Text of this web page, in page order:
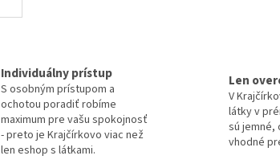
Individuálny prístup
S osobným prístupom a
ochotou poradiť robíme
maximum pre vašu spokojnosť
- preto je Krajčírkovo viac než
len eshop s látkami.
Len
V
látky v
sú jemné,
vhodné